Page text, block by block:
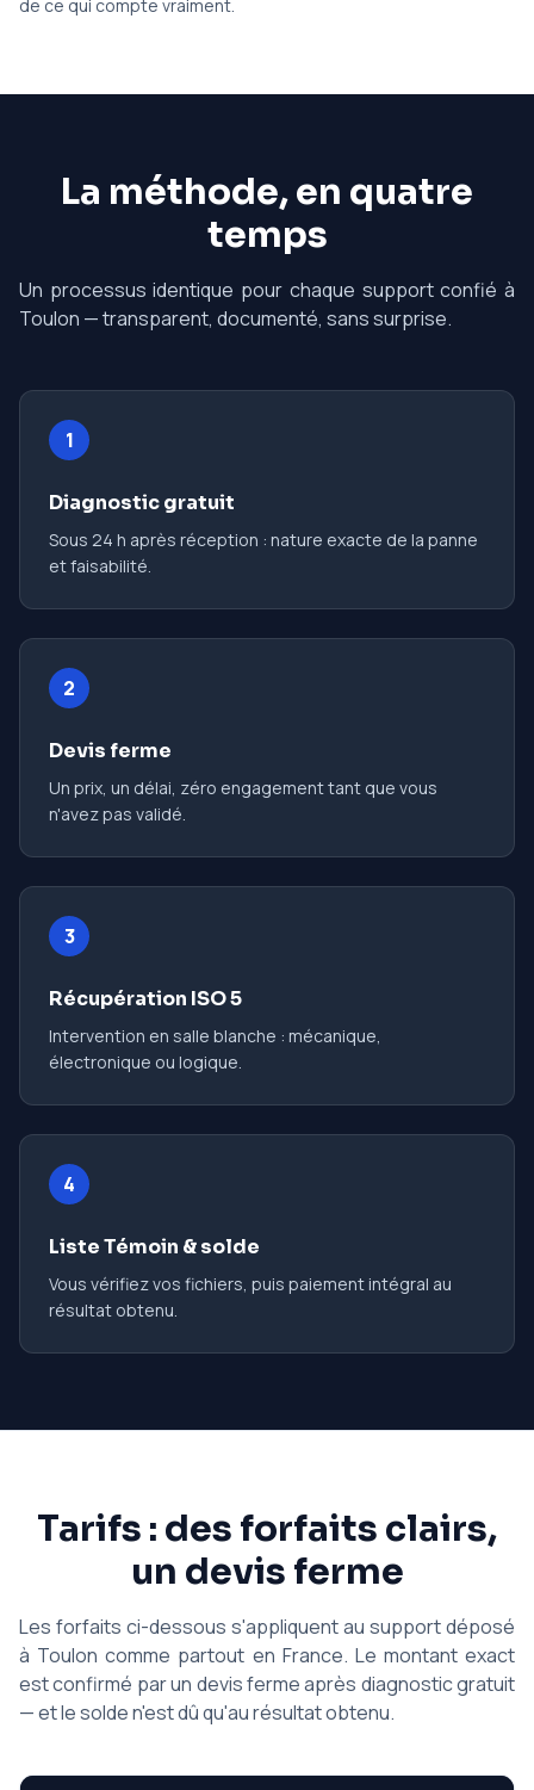
de ce qui compte vraiment.
La méthode, en quatre
temps
Un processus identique pour chaque support confié à
Toulon — transparent, documenté, sans surprise.
1
Diagnostic gratuit
Sous 24 h après réception : nature exacte de la panne
et faisabilité.
2
Devis ferme
Un prix, un délai, zéro engagement tant que vous
n'avez pas validé.
3
Récupération ISO 5
Intervention en salle blanche : mécanique,
électronique ou logique.
4
Liste Témoin & solde
Vous vérifiez vos fichiers, puis paiement intégral au
résultat obtenu.
Tarifs : des forfaits clairs,
un devis ferme
Les forfaits ci-dessous s'appliquent au support déposé
à Toulon comme partout en France. Le montant exact
est confirmé par un devis ferme après diagnostic gratuit
— et le solde n'est dû qu'au résultat obtenu.